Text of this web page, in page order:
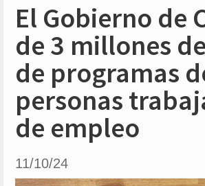
El Gobierno de
de 3 millones
de programas
personas
de empleo
11/10/24